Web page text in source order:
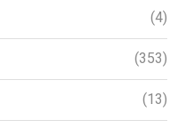
(4)
(353)
(13)